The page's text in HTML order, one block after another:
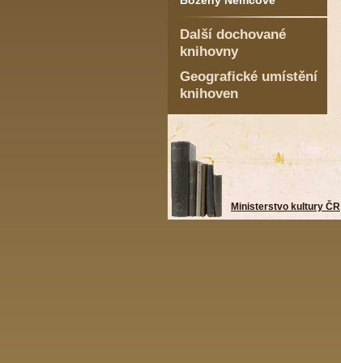
Další dochované
knihovny
Geografické umístění
knihoven
Ministerstvo kultury ČR